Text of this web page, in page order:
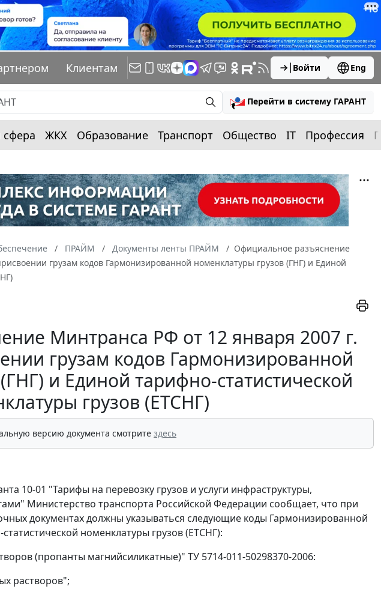
Клиентам Войти Eng
Перейти в систему ГАРАНТ
сфера ЖКХ Образование Транспорт Общество IT Профессия
ПРАЙМ Документы ленты ПРАЙМ
Официальное разъяснение
грузам кодов Гармонизированной номенклатуры грузов (ГНГ) и Единой
Минтранса РФ от 12 января 2007 г.
грузам кодов Гармонизированной
и Единой тарифно-статистической
грузов (ЕТСНГ)
версию документа смотрите здесь
10-01 "Тарифы на перевозку грузов и услуги инфраструктуры,
Министерство транспорта Российской Федерации сообщает, что при
документах должны указываться следующие коды Гармонизированной
номенклатуры грузов (ЕТСНГ):
(пропанты магнийсиликатные)" ТУ 5714-011-50298370-2006:
растворов";